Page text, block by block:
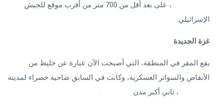
، على بعد أقل من 700 متر من أقرب موقع للجيش
الإسرائيلي.
غزة الجديدة
يقع المقر في المنطقة، التي أصبحت الآن عبارة عن خليط من
الأنقاض والسواتر العسكرية، وكانت في السابق ضاحية خضراء لمدينة
، ثاني أكبر مدن .